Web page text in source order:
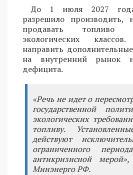
До 1 июля 2027 года
разрешило производить,
продавать топливо
экологических
направить
на внутренний рынок
дефицита.
«Речь не идет о
государственной
экологических
топливу.
действуют
ограниченного
антикризисной
Минэнерго РФ.